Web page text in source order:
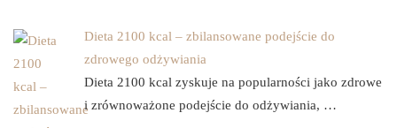
Dieta 2100 kcal – zbilansowane podejście do
zdrowego odżywiania
Dieta 2100 kcal zyskuje na popularności jako zdrowe
i zrównoważone podejście do odżywiania, …